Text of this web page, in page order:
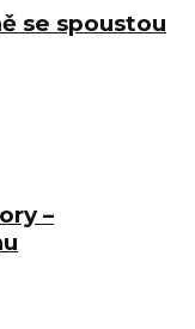
se spoustou
–